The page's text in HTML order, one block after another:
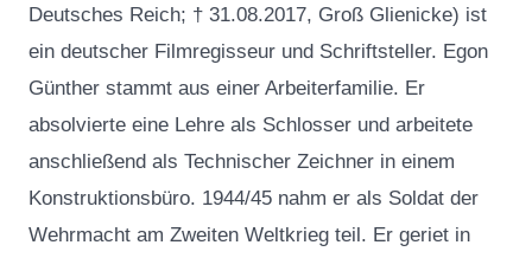
Deutsches Reich; † 31.08.2017, Groß Glienicke) ist
ein deutscher Filmregisseur und Schriftsteller. Egon
Günther stammt aus einer Arbeiterfamilie. Er
absolvierte eine Lehre als Schlosser und arbeitete
anschließend als Technischer Zeichner in einem
Konstruktionsbüro. 1944/45 nahm er als Soldat der
Wehrmacht am Zweiten Weltkrieg teil. Er geriet in